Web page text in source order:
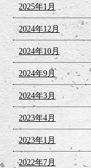
2025年1月
2024年12月
2024年10月
2024年9月
2024年3月
2023年4月
2023年1月
2022年7月